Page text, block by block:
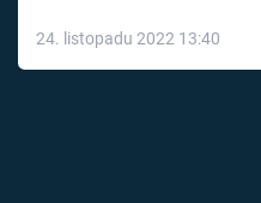
24. listopadu 2022 13:40